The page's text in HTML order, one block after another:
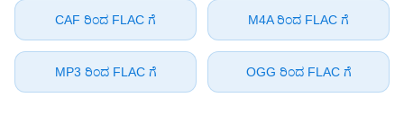
⁦CAF⁩ ರಿಂದ ⁦FLAC⁩ ಗೆ ⁦M4A⁩ ರಿಂದ ⁦FLAC⁩ ಗೆ
⁦MP3⁩ ರಿಂದ ⁦FLAC⁩ ಗೆ ⁦OGG⁩ ರಿಂದ ⁦FLAC⁩ ಗೆ